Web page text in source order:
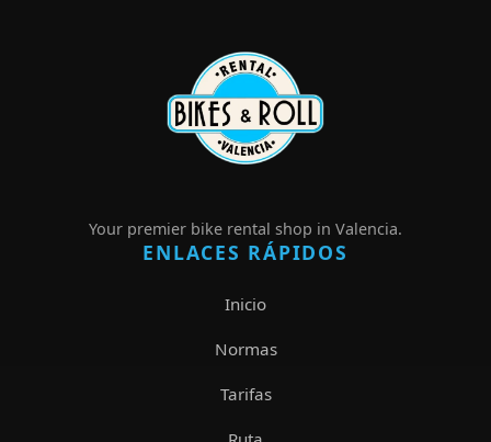
Your premier bike rental shop in Valencia.
ENLACES RÁPIDOS
Inicio
Normas
Tarifas